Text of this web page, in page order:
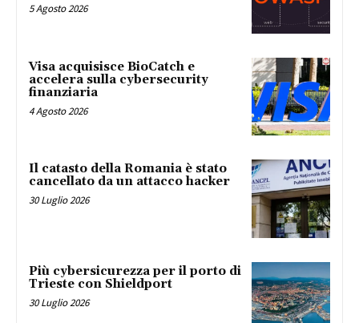
5 Agosto 2026
Visa acquisisce BioCatch e
accelera sulla cybersecurity
finanziaria
4 Agosto 2026
Il catasto della Romania è stato
cancellato da un attacco hacker
30 Luglio 2026
Più cybersicurezza per il porto di
Trieste con Shieldport
30 Luglio 2026